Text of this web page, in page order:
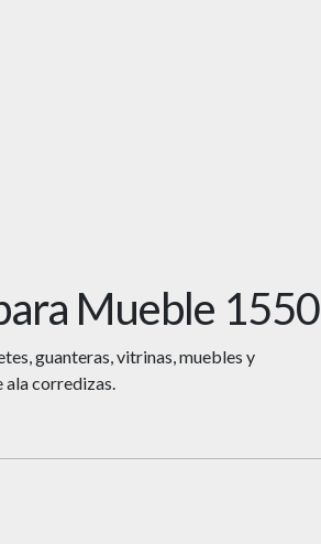
Mueble 1550
guanteras, vitrinas, muebles y
ala corredizas.